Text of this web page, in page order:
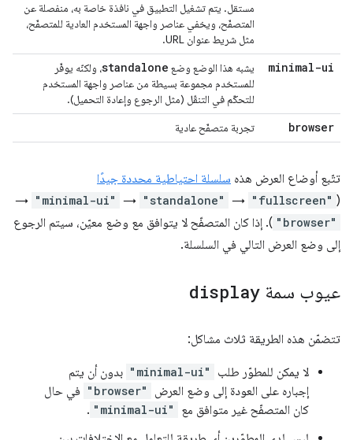
مستقل. يتم تشغيل التطبيق في نافذة خاصة به، منفصلة عن
المتصفّح، ويخفي عناصر واجهة المستخدم العادية للمتصفّح،
مثل شريط عنوان URL.
minimal-ui يشبه هذا الوضع وضع standalone، ولكنّه يوفّر
للمستخدم مجموعة بسيطة من عناصر واجهة المستخدم
للتحكّم في التنقّل (مثل الرجوع وإعادة التحميل).
browser تجربة متصفّح عادية
تتّبع أوضاع العرض هذه سلسلة احتياطية محددة جيدًا
(
"fullscreen"
→
"standalone"
→
"minimal-ui"
→
"browser" ). إذا كان المتصفّح لا يتوافق مع وضع معيّن، سيتم الرجوع
إلى وضع العرض التالي في السلسلة.
عيوب سمة display
تتضمّن هذه الطريقة ثلاث مشاكل:
لا يمكن للمطوّر طلب "minimal-ui" بدون أن يتم
إجباره على العودة إلى وضع العرض
"browser" في حال
كان المتصفّح غير متوافق مع
"minimal-ui"
.